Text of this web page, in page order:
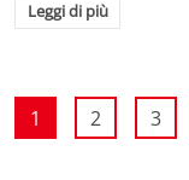
Leggi di più
1 2 3